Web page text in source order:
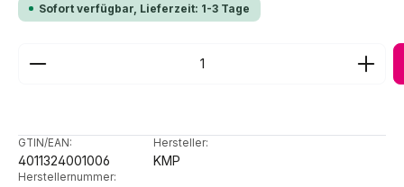
Sofort verfügbar, Lieferzeit: 1-3 Tage
Produkt Anzahl: Gib den gewünschten Wert ein
GTIN/EAN:
4011324001006
Hersteller:
KMP
Herstellernummer: